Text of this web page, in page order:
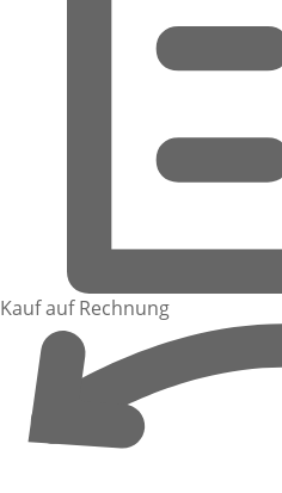
Kauf auf Rechnung